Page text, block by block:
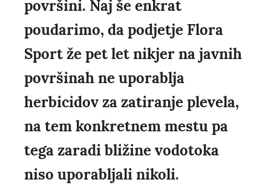
površini. Naj še enkrat
poudarimo, da podjetje Flora
Sport že pet let nikjer na javnih
površinah ne uporablja
herbicidov za zatiranje plevela,
na tem konkretnem mestu pa
tega zaradi bližine vodotoka
niso uporabljali nikoli.